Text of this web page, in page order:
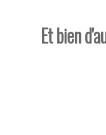
Et bien